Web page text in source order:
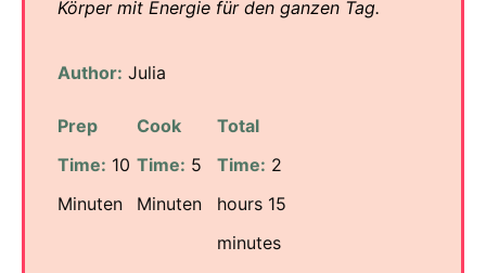
Körper mit Energie für den ganzen Tag.
Author: Julia
Prep
Time: 10
Minuten
Cook
Time: 5
Minuten
Total
Time: 2
hours 15
minutes